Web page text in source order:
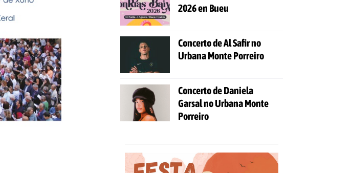
2026 en Bueu
Concerto de Al Safir no
Urbana Monte Porreiro
Concerto de Daniela
Garsal no Urbana Monte
Porreiro